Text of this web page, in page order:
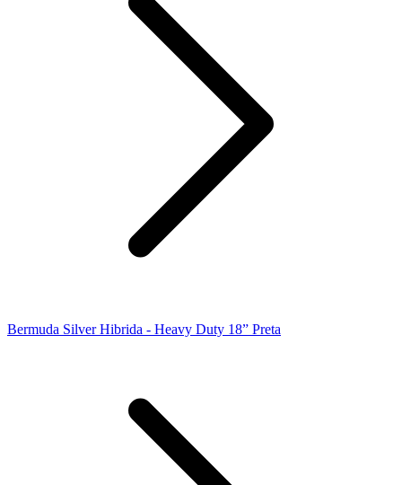
Bermuda Silver Hibrida - Heavy Duty 18” Preta